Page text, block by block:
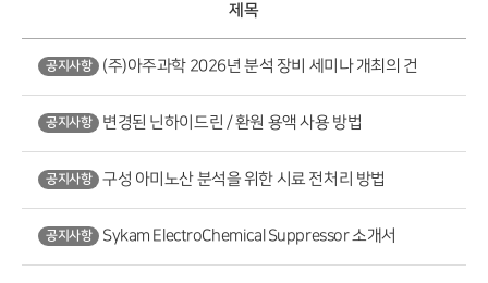
제목
공지사항 (주)아주과학 2026년 분석 장비 세미나 개최의 건
공지사항 변경된 닌하이드린 / 환원 용액 사용 방법
공지사항 구성 아미노산 분석을 위한 시료 전처리 방법
공지사항 Sykam ElectroChemical Suppressor 소개서